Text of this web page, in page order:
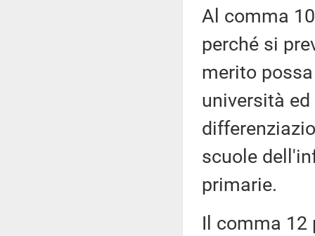
Al comma
perché si
merito
università
scuole
primarie.
Il comma 12